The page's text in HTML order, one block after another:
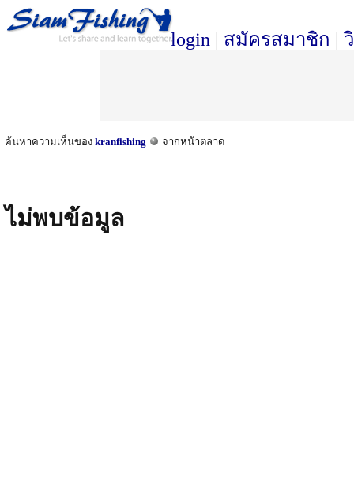
login | สมัครสมาชิก |
ค้นหาความเห็นของ kranfishing จากหน้าตลาด
ไม่พบข้อมูล